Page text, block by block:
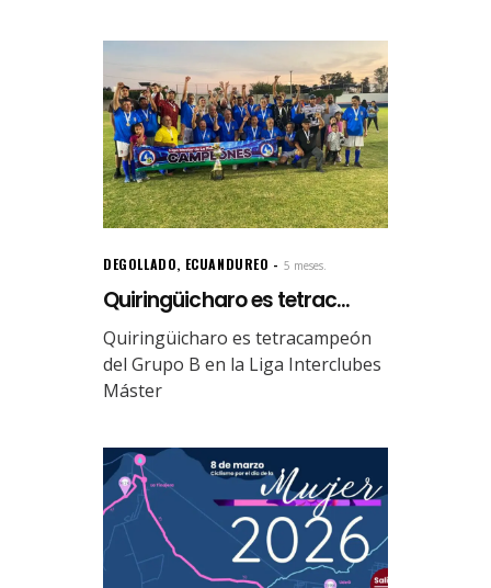
DEGOLLADO, ECUANDUREO 5 meses.
Quiringüicharo es tetrac...
Quiringüicharo es tetracampeón
del Grupo B en la Liga Interclubes
Máster